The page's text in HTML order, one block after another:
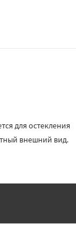
для остекления
внешний вид.